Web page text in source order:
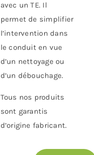
avec un TE. Il
permet de simplifier
l’intervention dans
le conduit en vue
d’un nettoyage ou
d’un débouchage.
Tous nos produits
sont garantis
d’origine fabricant.